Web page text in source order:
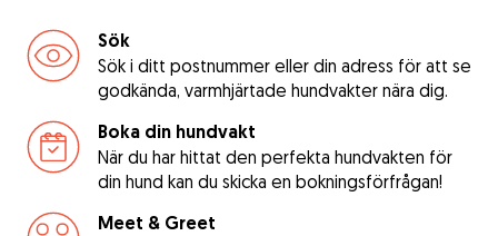
Sök
Sök i ditt postnummer eller din adress för att se
godkända, varmhjärtade hundvakter nära dig.
Boka din hundvakt
När du har hittat den perfekta hundvakten för
din hund kan du skicka en bokningsförfrågan!
Meet & Greet